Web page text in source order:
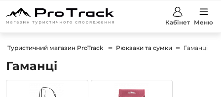
Кабінет Меню
Туристичний магазин ProTrack Рюкзаки та сумки Гаманці
Гаманці